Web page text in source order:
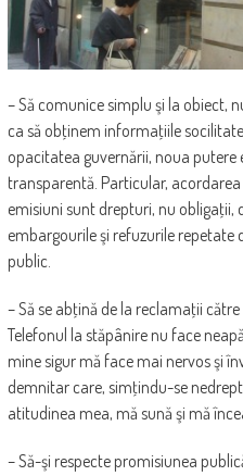
– Să comunice simplu şi la obiect,
ca să obţinem informaţiile
opacitatea guvernării, noua putere
transparentă. Particular,
emisiuni sunt drepturi, nu obligaţii,
embargourile şi refuzurile repetate
public.
– Să se abţină de la reclamaţii
Telefonul la stăpânire nu face
mine sigur mă face mai nervos şi
demnitar care, simţindu-se
atitudinea mea, mă sună şi mă
– Să-şi respecte promisiunea